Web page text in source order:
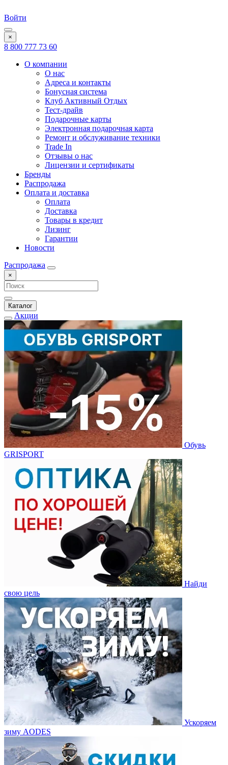
Войти
×
8 800 777 73 60
О компании
О нас
Адреса и контакты
Бонусная система
Клуб Активный Отдых
Тест-драйв
Подарочные карты
Электронная подарочная карта
Ремонт и обслуживание техники
Trade In
Отзывы о нас
Лицензии и сертификаты
Бренды
Распродажа
Оплата и доставка
Оплата
Доставка
Товары в кредит
Лизинг
Гарантии
Новости
Распродажа
×
Каталог
Акции
Обувь
GRISPORT
Найди
свою цель
Ускоряем
зиму AODES